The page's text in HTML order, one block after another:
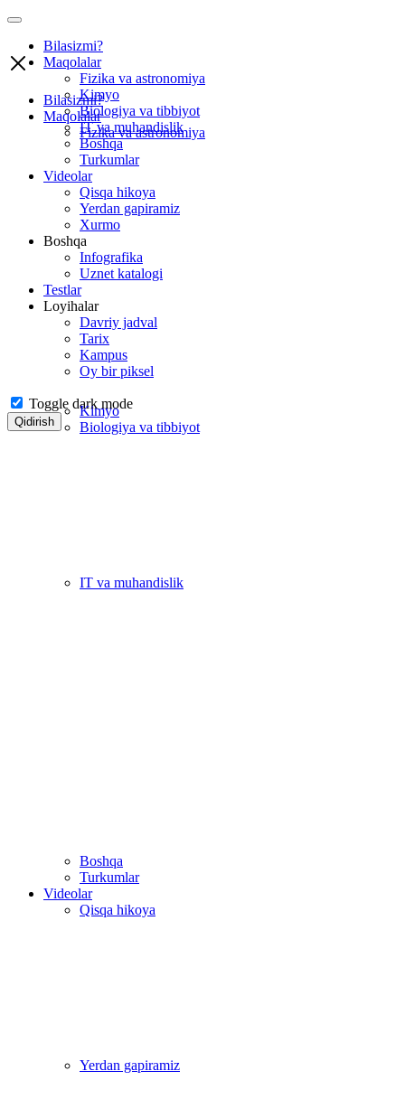
Bilasizmi?
Maqolalar
Fizika va astronomiya
Kimyo
Biologiya va tibbiyot
IT va muhandislik
Boshqa
Turkumlar
Videolar
Qisqa hikoya
Yerdan gapiramiz
Xurmo
Boshqa
Infografika
Uznet katalogi
Testlar
Loyihalar
Davriy jadval
Tarix
Kampus
Oy bir piksel
Toggle dark mode
Qidirish
Bilasizmi?
Maqolalar
Fizika va astronomiya
Kimyo
Biologiya va tibbiyot
IT va muhandislik
Boshqa
Turkumlar
Videolar
Qisqa hikoya
Yerdan gapiramiz